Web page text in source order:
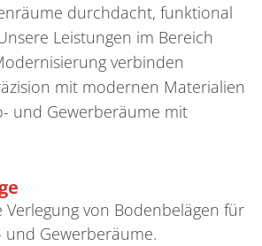
durchdacht, funktional
Leistungen im Bereich
verbinden
mit modernen Materialien
und Gewerberäume mit
Verlegung von Bodenbelägen für
und Gewerberäume.